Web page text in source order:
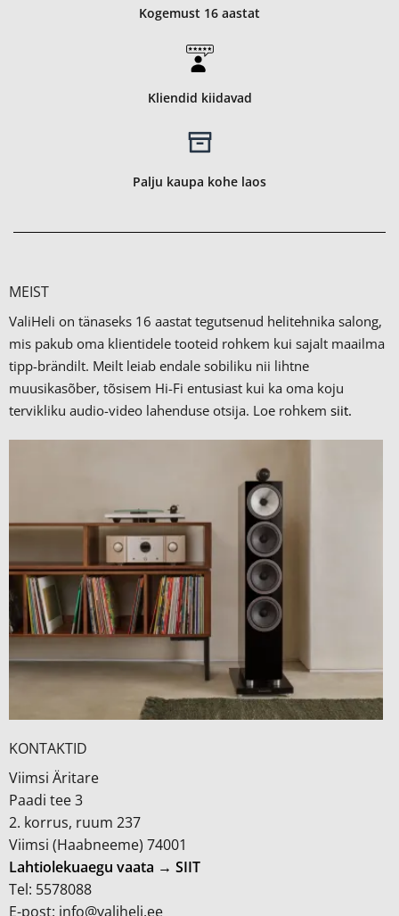
Kogemust 16 aastat
Kliendid kiidavad
Palju kaupa kohe laos
MEIST
ValiHeli on tänaseks 16 aastat tegutsenud helitehnika salong,
mis pakub oma klientidele tooteid rohkem kui sajalt maailma
tipp-brändilt. Meilt leiab endale sobiliku nii lihtne
muusikasõber, tõsisem Hi-Fi entusiast kui ka oma koju
tervikliku audio-video lahenduse otsija. Loe rohkem siit.
KONTAKTID
Viimsi Äritare
Paadi tee 3
2. korrus, ruum 237
Viimsi (Haabneeme) 74001
Lahtiolekuaegu vaata → SIIT
Tel: 5578088
E-post: info@valiheli.ee